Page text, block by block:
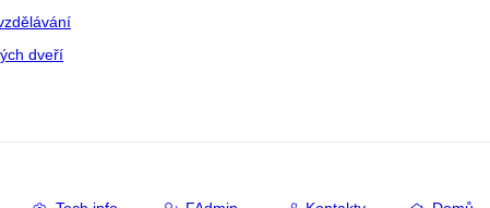
dveří